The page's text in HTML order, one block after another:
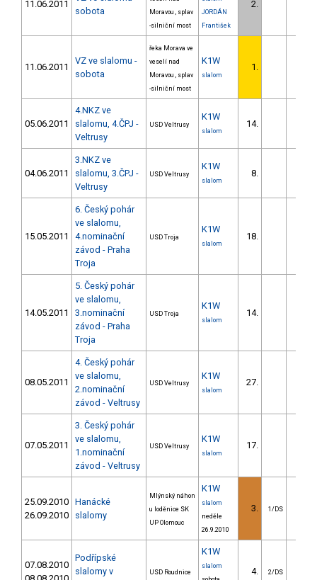
11.06.2011
sobota
Moravou , splav
-silniční most
JORDÁN
František
2.
11.06.2011
VZ ve slalomu -
sobota
řeka Morava ve
veselí nad
Moravou , splav
-silniční most
K1W
slalom
1.
05.06.2011
4.NKZ ve
slalomu, 4.ČPJ -
Veltrusy
USD Veltrusy
K1W
slalom
14.
04.06.2011
3.NKZ ve
slalomu, 3.ČPJ -
Veltrusy
USD Veltrusy
K1W
slalom
8.
15.05.2011
6. Český pohár
ve slalomu,
4.nominační
závod - Praha
Troja
USD Troja
K1W
slalom
18.
14.05.2011
5. Český pohár
ve slalomu,
3.nominační
závod - Praha
Troja
USD Troja
K1W
slalom
14.
08.05.2011
4. Český pohár
ve slalomu,
2.nominační
závod - Veltrusy
USD Veltrusy
K1W
slalom
27.
07.05.2011
3. Český pohár
ve slalomu,
1.nominační
závod - Veltrusy
USD Veltrusy
K1W
slalom
17.
25.09.2010
26.09.2010
Hanácké
slalomy
Mlýnský náhon
u loděnice SK
UP Olomouc
K1W
slalom
neděle
26.9.2010
3. 1/DS
07.08.2010
Podřípské
slalomy v
USD Roudnice
K1W
slalom
4. 2/DS